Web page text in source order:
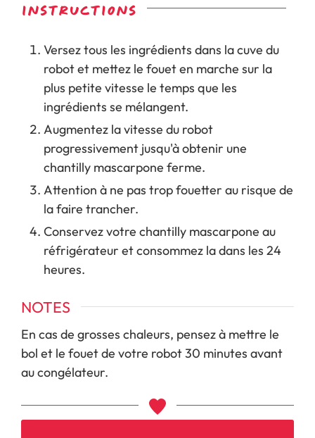
INSTRUCTIONS
Versez tous les ingrédients dans la cuve du
robot et mettez le fouet en marche sur la
plus petite vitesse le temps que les
ingrédients se mélangent.
Augmentez la vitesse du robot
progressivement jusqu'à obtenir une
chantilly mascarpone ferme.
Attention à ne pas trop fouetter au risque de
la faire trancher.
Conservez votre chantilly mascarpone au
réfrigérateur et consommez la dans les 24
heures.
NOTES
En cas de grosses chaleurs, pensez à mettre le
bol et le fouet de votre robot 30 minutes avant
au congélateur.